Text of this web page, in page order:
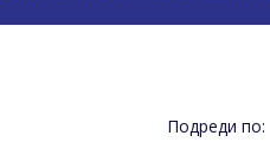
Подреди по: